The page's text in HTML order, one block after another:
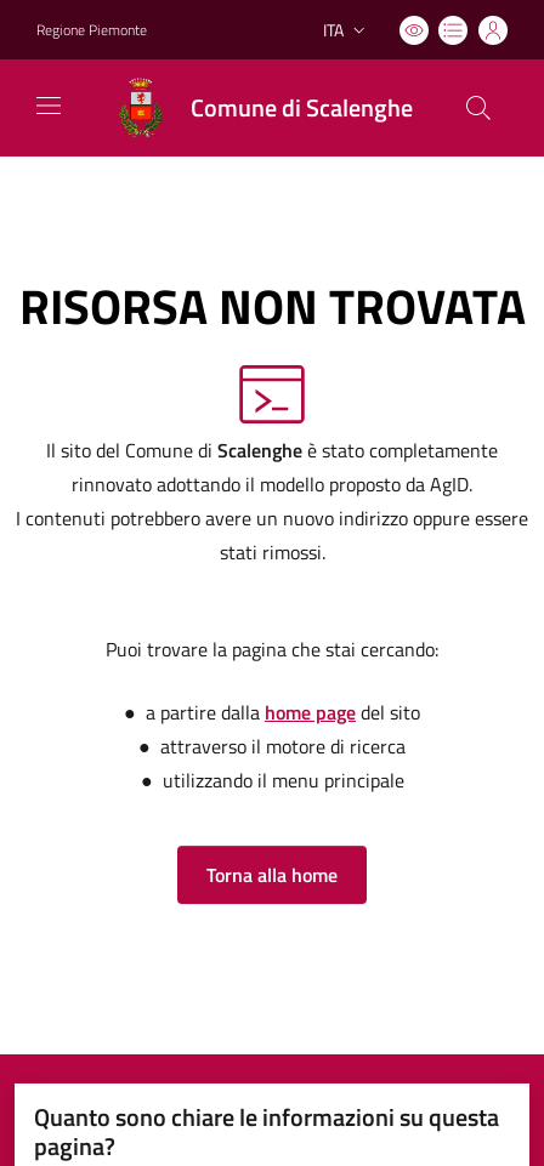
Regione Piemonte Lingua attiva:
ITA
Comune di Scalenghe
RISORSA NON TROVATA
Il sito del Comune di Scalengheè stato completamente
rinnovato adottando il modello proposto da AgID.
I contenuti potrebbero avere un nuovo indirizzo oppure essere
stati rimossi.
Puoi trovare la pagina che stai cercando:
● a partire dalla home pagedel sito
● attraverso il motore di ricerca
● utilizzando il menu principale
Torna alla home
Quanto sono chiare le informazioni su questa
pagina?